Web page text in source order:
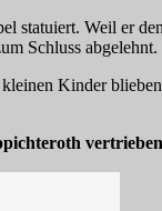
statuiert. Weil er
Schluss abgelehnt.
Kinder